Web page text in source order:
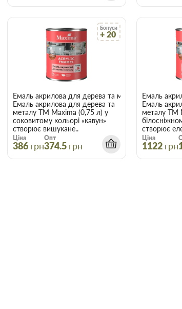
Maxima
0,75 л, ванільна, шовковисто-матова, ТМ Maxima
Бонуси
+ 20
Емаль акрилова для дерева та металу, 0,75 л,
Емаль акрилова для дерева та
металу ТМ Maxima (0,75 л) у
соковитому кольорі «кавун»
створює вишукане..
Ціна
386 грн
Опт
374.5 грн
Емаль
Емаль
металу ТМ
створює
Ціна
1122 грн